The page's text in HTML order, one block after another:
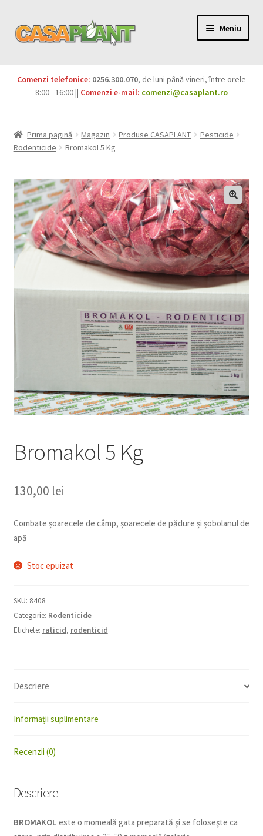
Meniu
Pesticide
copil
Produse BIO
Igienă publică
Casa și grădina
Extinde
meniul
copil
Extinde
meniul
Comenzi telefonice: 0256.300.070, de luni până vineri, între orele
8:00 - 16:00 || Comenzi e-mail: comenzi@casaplant.ro
Prima pagină Magazin Produse CASAPLANT
Pesticide
Rodenticide
Bromakol 5 Kg
Bromakol 5 Kg
130,00 lei
Combate șoarecele de câmp, șoarecele de pădure și șobolanul de
apă
Stoc epuizat
SKU: 8408
Categorie: Rodenticide
Etichete: raticid, rodenticid
Descriere
Informații suplimentare
Recenzii (0)
Descriere
BROMAKOL este o momeală gata preparată şi se foloseşte ca